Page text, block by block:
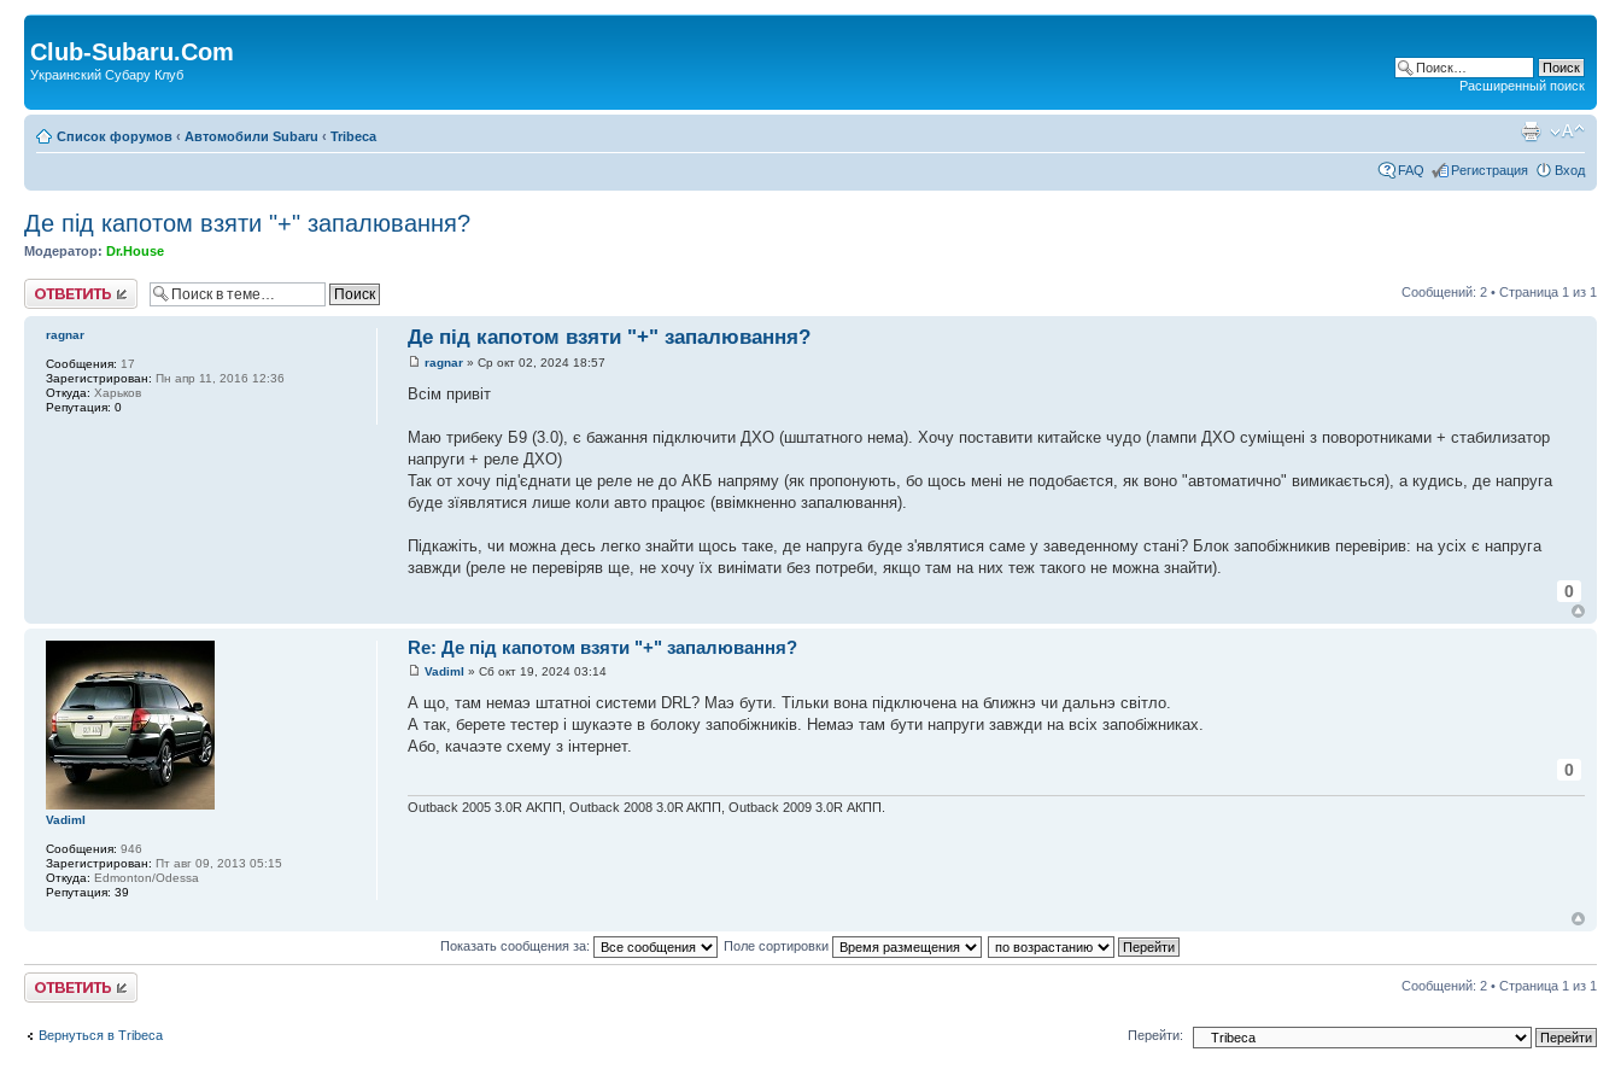
Club-Subaru.Com
Украинский Субару Клуб
Расширенный поиск
Список форумов ‹ Автомобили Subaru ‹ Tribeca
FAQ Регистрация Вход
Де під капотом взяти "+" запалювання?
Модератор: Dr.House
Ответить Сообщений: 2 • Страница 1 из 1
Де під капотом взяти "+" запалювання?
ragnar » Ср окт 02, 2024 18:57
Всім привіт
Маю трибеку Б9 (3.0), є бажання підключити ДХО (шштатного нема). Хочу поставити китайске чудо (лампи ДХО суміщені з поворотниками + стабилизатор
напруги + реле ДХО)
Так от хочу під'єднати це реле не до АКБ напряму (як пропонують, бо щось мені не подобаєтся, як воно "автоматично" вимикається), а кудись, де напруга
буде зїявлятися лише коли авто працює (ввімкненно запалювання).
Підкажіть, чи можна десь легко знайти щось таке, де напруга буде з'являтися саме у заведенному стані? Блок запобіжникив перевірив: на усіх є напруга
завжди (реле не перевіряв ще, не хочу їх винімати без потреби, якщо там на них теж такого не можна знайти).
0
ragnar
Сообщения: 17
Зарегистрирован: Пн апр 11, 2016 12:36
Откуда: Харьков
Репутация: 0
Re: Де під капотом взяти "+" запалювання?
VadimI » Сб окт 19, 2024 03:14
А що, там немаэ штатноi системи DRL? Маэ бути. Тiльки вона пiдключена на ближнэ чи дальнэ свiтло.
А так, берете тестер i шукаэте в болоку запобiжникiв. Немаэ там бути напруги завжди на всiх запобiжниках.
Або, качаэте схему з iнтернет.
0
Outback 2005 3.0R АKПП, Outback 2008 3.0R AКПП, Outback 2009 3.0R АКПП.
VadimI
Сообщения: 946
Зарегистрирован: Пт авг 09, 2013 05:15
Откуда: Edmonton/Odessa
Репутация: 39
Показать сообщения за: Поле сортировки
Ответить Сообщений: 2 • Страница 1 из 1
Вернуться в Tribeca Перейти: